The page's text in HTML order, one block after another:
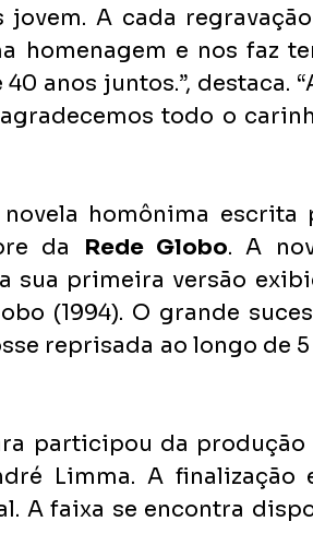
A cada
homenagem e nos faz
anos juntos.”, destaca.
todo o
homônima escrita
da Rede Globo. A
sua primeira versão
(1994). O grande
reprisada ao longo de 5
participou da
Limma. A finalização
A faixa se encontra